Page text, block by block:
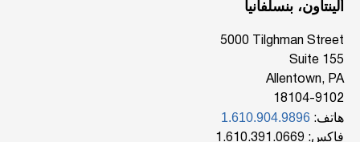
ألينتاون، بنسلفانيا
‎5000 Tilghman Street
Suite 155
Allentown, PA
18104-9102
هاتف:
فاكس: 1.610.391.0669